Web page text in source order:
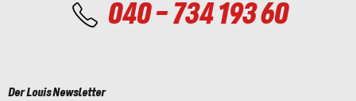
040 - 734 193 60
Der Louis Newsletter